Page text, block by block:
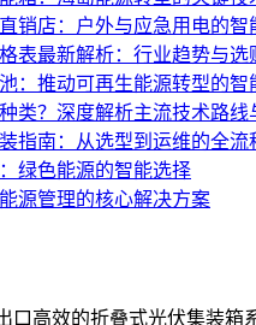
销店：户外与应急用电的智
表最新解析：行业趋势与选
：推动可再生能源转型的智
类？深度解析主流技术路线
指南：从选型到运维的全流
绿色能源的智能选择
源管理的核心解决方案
口高效的折叠式光伏集装